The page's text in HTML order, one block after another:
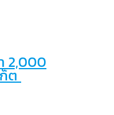
2,000
ก็ต